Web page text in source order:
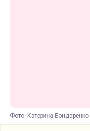
Фото: Катерина